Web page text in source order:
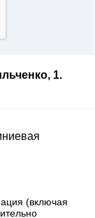
1.
(включая